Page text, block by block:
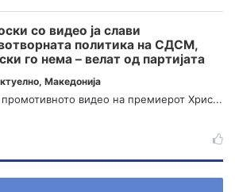
со видео ја слави
политика на СДСМ,
го нема – велат од партијата
, Македонија
видео на премиерот Хрис...